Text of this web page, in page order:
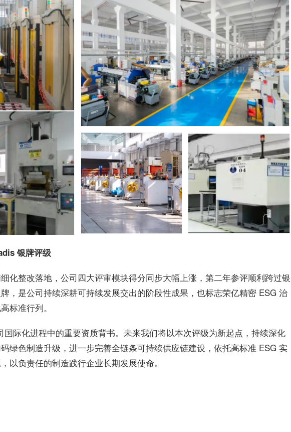
银牌评级
化整改落地，公司四大评审模块得分同步大幅上涨，第二年参评顺利跨过银
，是公司持续深耕可持续发展交出的阶段性成果，也标志荣亿精密 ESG 治
标准行列。
国际化进程中的重要资质背书。未来我们将以本次评级为新起点，持续深化
绿色制造升级，进一步完善全链条可持续供应链建设，依托高标准 ESG 实
以负责任的制造践行企业长期发展使命。